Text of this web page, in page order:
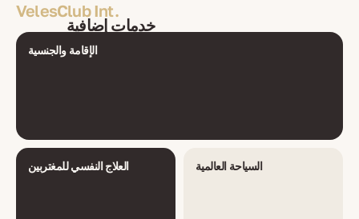
VelesClub Int.
خدمات إضافية
الإقامة والجنسية
العلاج النفسي للمغتربين السياحة العالمية